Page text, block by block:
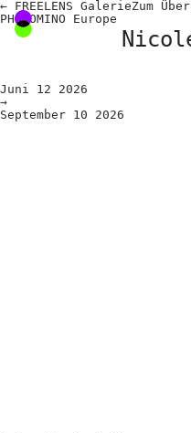
Neues rund
Fotografie
← FREELENS GalerieZum
PHOTOMINO Europe
Juni 12
2026
→
September 10 2026